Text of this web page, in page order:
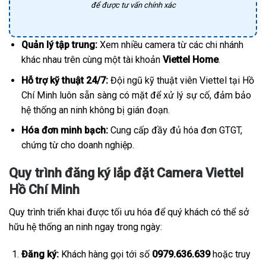
để được tư vấn chính xác
Quản lý tập trung:Xem nhiều camera từ các chi nhánh
khác nhau trên cùng một tài khoản Viettel Home.
Hỗ trợ kỹ thuật 24/7:Đội ngũ kỹ thuật viên Viettel tại Hồ
Chí Minh luôn sẵn sàng có mặt để xử lý sự cố, đảm bảo
hệ thống an ninh không bị gián đoạn.
Hóa đơn minh bạch:Cung cấp đầy đủ hóa đơn GTGT,
chứng từ cho doanh nghiệp.
Quy trình đăng ký lắp đặt Camera Viettel
Hồ Chí Minh
Quy trình triển khai được tối ưu hóa để quý khách có thể sở
hữu hệ thống an ninh ngay trong ngày:
Đăng ký:Khách hàng gọi tới số 0979.636.639hoặc truy